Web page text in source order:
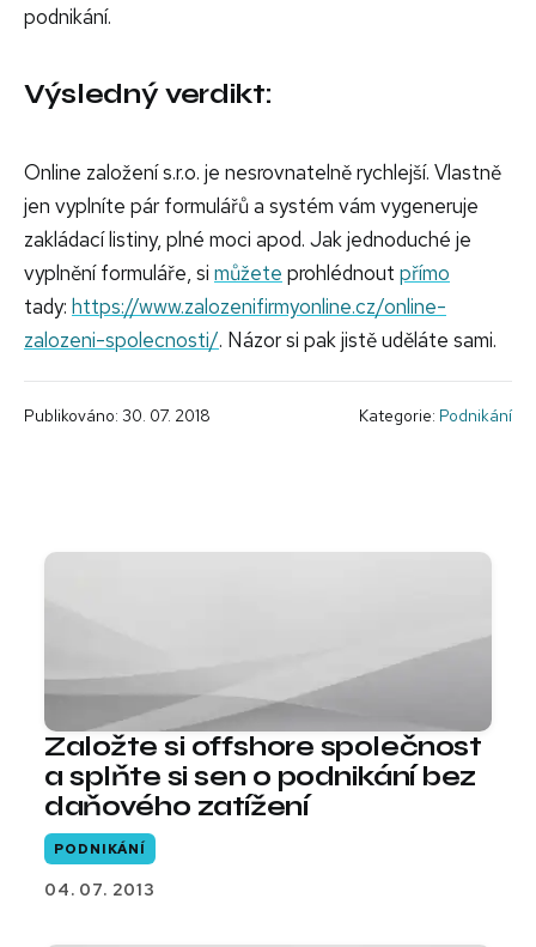
podnikání.
Výsledný verdikt:
Online založení s.r.o. je nesrovnatelně rychlejší. Vlastně
jen vyplníte pár formulářů a systém vám vygeneruje
zakládací listiny, plné moci apod. Jak jednoduché je
vyplnění formuláře, si můžete prohlédnout přímo
tady: https://www.zalozenifirmyonline.cz/online-
zalozeni-spolecnosti/. Názor si pak jistě uděláte sami.
Publikováno: 30. 07. 2018 Kategorie: Podnikání
Založte si offshore společnost
a splňte si sen o podnikání bez
daňového zatížení
PODNIKÁNÍ
04. 07. 2013